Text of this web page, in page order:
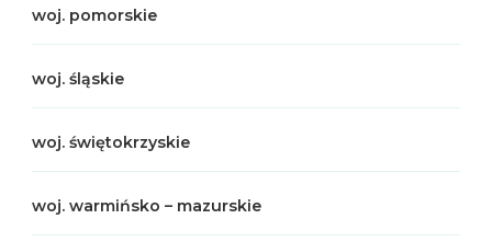
woj. pomorskie
woj. śląskie
woj. świętokrzyskie
woj. warmińsko – mazurskie